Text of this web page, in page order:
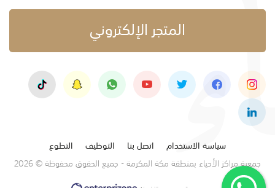
المتجر الإلكتروني
سياسة الاستخدام اتصل بنا التوظيف
التطوع
جمعية مراكز الأحياء بمنطقة مكة المكرمة - جميع الحقوق محفوظة © 2026